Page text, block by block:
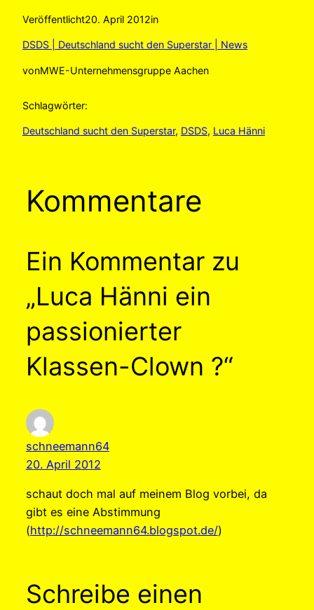
Veröffentlicht20. April 2012in
DSDS | Deutschland sucht den Superstar | News
vonMWE-Unternehmensgruppe Aachen
Schlagwörter:
Deutschland sucht den Superstar, DSDS, Luca Hänni
Kommentare
Ein Kommentar zu
„Luca Hänni ein
passionierter
Klassen-Clown ?“
schneemann64
20. April 2012
schaut doch mal auf meinem Blog vorbei, da
gibt es eine Abstimmung
(http://schneemann64.blogspot.de/)
Schreibe einen